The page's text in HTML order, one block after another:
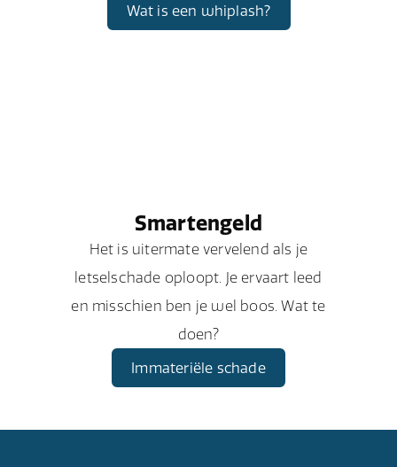
Wat is een whiplash?
Smartengeld
Het is uitermate vervelend als je
letselschade oploopt. Je ervaart leed
en misschien ben je wel boos. Wat te
doen?
Immateriële schade